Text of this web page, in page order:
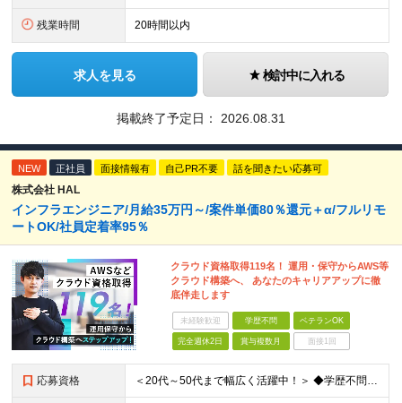
残業時間 20時間以内
求人を見る 検討中に入れる
掲載終了予定日： 2026.08.31
NEW 正社員 面接情報有 自己PR不要 話を聞きたい応募可
株式会社 HAL
インフラエンジニア/月給35万円～/案件単価80％還元＋α/フルリモ
ートOK/社員定着率95％
クラウド資格取得119名！ 運用・保守からAWS等
クラウド構築へ、 あなたのキャリアアップに徹
底伴走します
未経験歓迎 学歴不問 ベテランOK
完全週休2日 賞与複数月 面接1回
応募資格 ＜20代～50代まで幅広く活躍中！＞ ◆学歴不問 ◆何らかのインフラ関連の実務経験 ★経験年数不問/運用監視レベルも歓迎 ＜こんな方は大歓迎！＞ ◎今の収入に不満がある ◎もっと上流の案件で活躍した